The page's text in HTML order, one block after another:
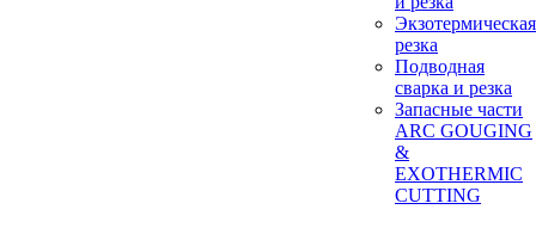
Экзотермическая
резка
Подводная
сварка и резка
Запасные части
ARC GOUGING
&
EXOTHERMIC
CUTTING